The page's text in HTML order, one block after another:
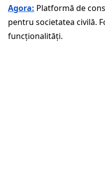
Agora: Platformă de
pentru societatea civilă.
funcționalități.